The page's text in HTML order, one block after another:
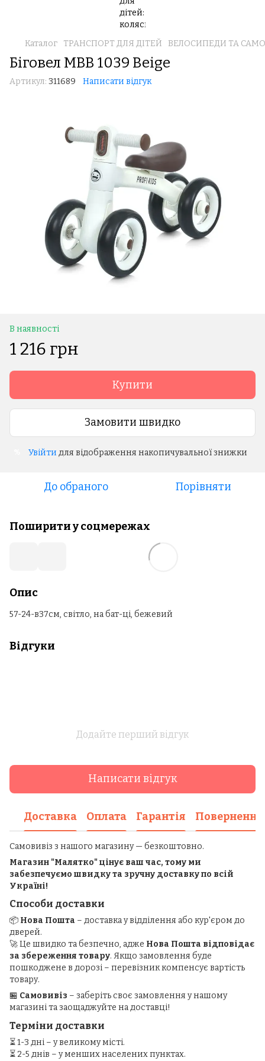
Каталог ТРАНСПОРТ ДЛЯ ДІТЕЙ ВЕЛОСИПЕДИ ТА
Біговел MBB 1039 Beige
Артикул: 311689 Написати відгук
В наявності
1 216 грн
Купити
Замовити швидко
Увійти для відображення накопичувальної знижки
До обраного Порівняти
Поширити у соцмережах
Опис
57-24-в37см, світло, на бат-ці, бежевий
Відгуки
Додайте перший відгук
Написати відгук
Доставка Оплата Гарантія Повернення
Самовивіз з нашого магазину — безкоштовно.
Магазин "Малятко" цінує ваш час, тому ми
забезпечуємо швидку та зручну доставку по всій
Україні!
Способи доставки
📦 Нова Пошта – доставка у відділення або кур'єром до
дверей.
🚀 Це швидко та безпечно, адже Нова Пошта відповідає
за збереження товару. Якщо замовлення буде
пошкоджене в дорозі – перевізник компенсує вартість
товару.
🏪 Самовивіз – заберіть своє замовлення у нашому
магазині та заощаджуйте на доставці!
Терміни доставки
⏳ 1-3 дні – у великому місті.
⏳ 2-5 днів – у менших населених пунктах.